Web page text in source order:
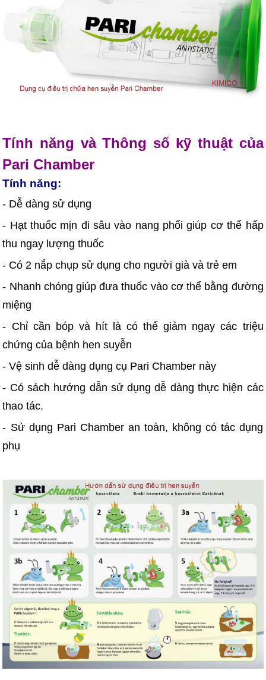
Tính năng và Thông số kỹ thuật của
Pari Chamber
Tính năng:
- Dễ dàng sử dụng
- Hạt thuốc mịn đi sâu vào nang phổi giúp cơ thể hấp
thu ngay lượng thuốc
- Có 2 nắp chụp sử dụng cho người già và trẻ em
- Nhanh chóng giúp đưa thuốc vào cơ thể bằng đường
miệng
- Chỉ cần bóp và hít là có thể giảm ngay các triệu
chứng của bệnh hen suyễn
- Vệ sinh dễ dàng dụng cụ Pari Chamber này
- Có sách hướng dẫn sử dụng dễ dàng thực hiện các
thao tác.
- Sử dụng Pari Chamber an toàn, không có tác dụng
phụ